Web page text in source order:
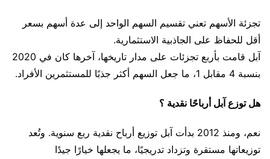
تجزئة الأسهم تعني تقسيم السهم الواحد إلى عدة أسهم بسعر
أقل للحفاظ على الجاذبية الاستثمارية.
آبل قامت بأربع تجزئات على مدار تاريخها، آخرها كان في 2020
بنسبة 4 مقابل 1، ما جعل السهم أكثر جذبًا للمستثمرين الأفراد.
هل توزع آبل أرباحًا نقدية ؟
نعم، ومنذ 2012 بدأت آبل توزيع أرباح نقدية ربع سنوية. وتُعد
توزيعاتها مستقرة وتزداد تدريجيًا، ما يجعلها خيارًا جيدًا